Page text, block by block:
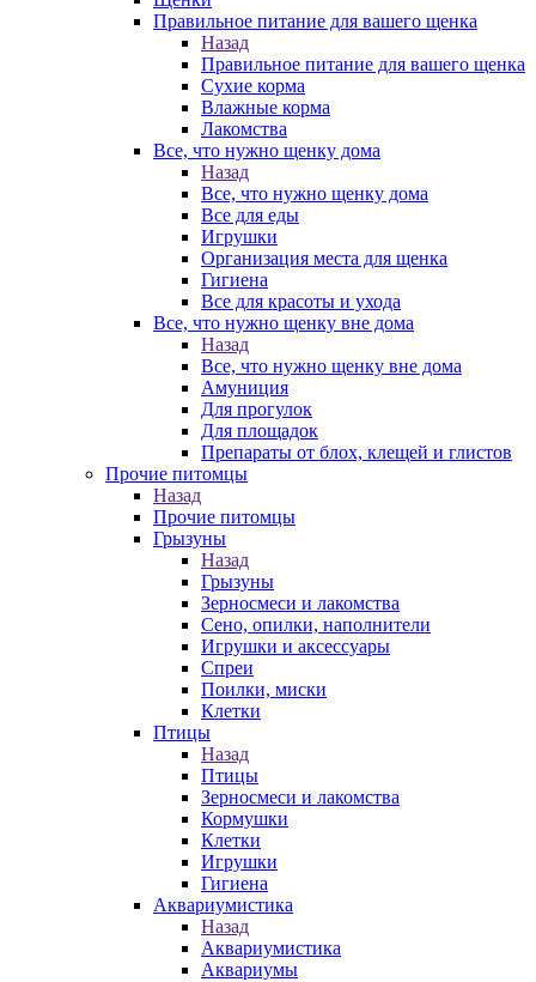
Правильное питание для вашего щенка
Назад
Правильное питание для вашего щенка
Сухие корма
Влажные корма
Лакомства
Все, что нужно щенку дома
Назад
Все, что нужно щенку дома
Все для еды
Игрушки
Организация места для щенка
Гигиена
Все для красоты и ухода
Все, что нужно щенку вне дома
Назад
Все, что нужно щенку вне дома
Амуниция
Для прогулок
Для площадок
Препараты от блох, клещей и глистов
Прочие питомцы
Назад
Прочие питомцы
Грызуны
Назад
Грызуны
Зерносмеси и лакомства
Сено, опилки, наполнители
Игрушки и аксессуары
Спреи
Поилки, миски
Клетки
Птицы
Назад
Птицы
Зерносмеси и лакомства
Кормушки
Клетки
Игрушки
Гигиена
Аквариумистика
Назад
Аквариумистика
Аквариумы